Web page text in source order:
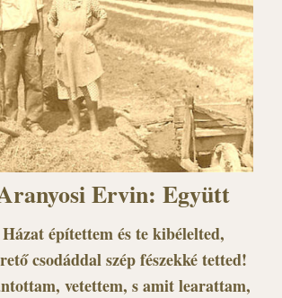
Ervin: Együtt
Házat építettem és te kibélelted,
csodáddal szép fészekké tetted!
vetettem, s amit learattam,